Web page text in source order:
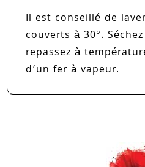
Il est conseillé de
couverts à 30°.
repassez à
d’un fer à vapeur.